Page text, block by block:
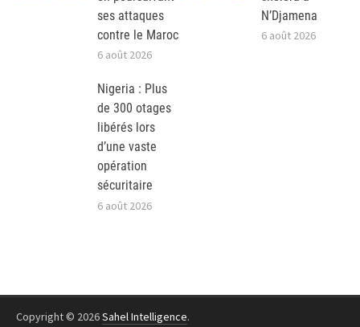
ses attaques
contre le Maroc
6 août 2026
N’Djamena
6 août 2026
Nigeria : Plus
de 300 otages
libérés lors
d’une vaste
opération
sécuritaire
6 août 2026
Copyright © 2026Sahel Intelligence.